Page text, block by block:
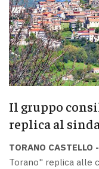
Il gruppo
replica al
TORANO CASTELLO -
Torano" replica alle